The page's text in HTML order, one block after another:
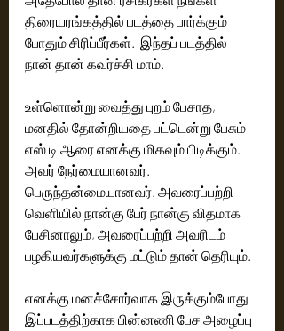
திரையரங்கத்தில் படத்தை பார்க்கும்
போதும் சிரிப்பீர்கள்.  இந்தப் படத்தில்
நான் தான் கவர்ச்சி மாம்.
உள்ளொன்று வைத்து புறம் பேசாத,
மனதில் தோன்றியதை பட்டென்று பேசும்
எஸ் டி ஆரை எனக்கு மிகவும் பிடிக்கும்.
அவர் நேர்மையானவர்.
பெருந்தன்மையானவர். அவரைப்பற்றி
வெளியில் நான்கு பேர் நான்கு விதமாக
பேசினாலும், அவரைப்பற்றி அவரிடம்
பழகியவர்களுக்கு மட்டும் தான் தெரியும்.
எனக்கு மனச்சோர்வாக இருக்கும்போது
இப்படத்திற்காக பின்னணி பேச அழைப்பு